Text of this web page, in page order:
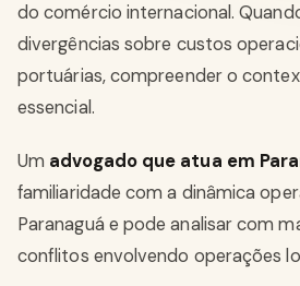
do comércio internacional.
divergências sobre custos
portuárias, compreender o
essencial.
Um advogado que atua em
familiaridade com a dinâmica
Paranaguá e pode analisar com
conflitos envolvendo operações